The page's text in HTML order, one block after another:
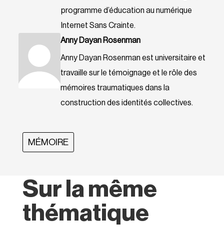
programme d’éducation au numérique
Internet Sans Crainte.
Anny Dayan Rosenman
Anny Dayan Rosenman est universitaire et
travaille sur le témoignage et le rôle des
mémoires traumatiques dans la
construction des identités collectives.
MÉMOIRE
Sur la même
thématique